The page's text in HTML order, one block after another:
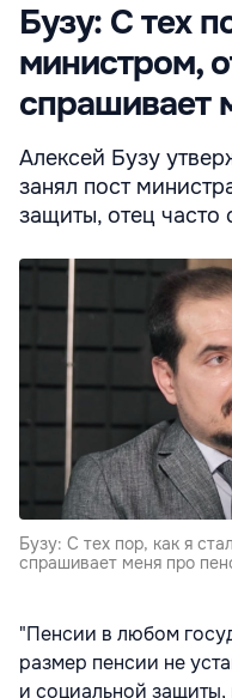
Бузу: С тех
министром,
спрашивает
Алексей Бузу
занял пост
защиты, отец часто
Бузу: С тех пор, как я
спрашивает меня про
"Пенсии в любом
размер пенсии не
и социальной